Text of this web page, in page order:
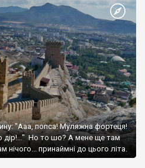
"Ааа, попса! Муляжна фортеця!
дір!..." Но то шо? А мене ще там
нічого... принаймні до цього літа.